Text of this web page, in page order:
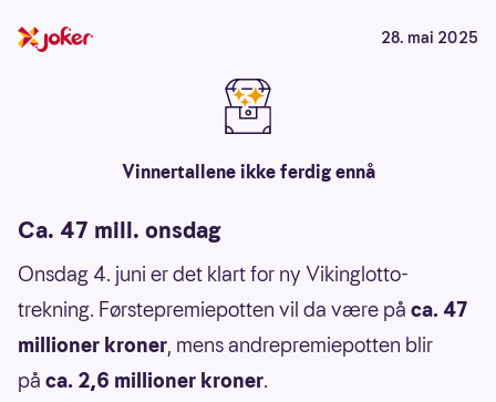
28. mai 2025
Vinnertallene ikke ferdig ennå
Ca. 47 mill. onsdag
Onsdag 4. juni er det klart for ny Vikinglotto-
trekning. Førstepremiepotten vil da være på ca. 47
millioner kroner, mens andrepremiepotten blir
på ca. 2,6 millioner kroner.